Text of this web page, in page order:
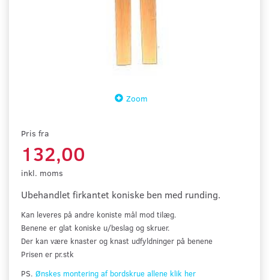
Zoom
Pris fra
132,00
inkl. moms
Ubehandlet firkantet koniske ben med runding.
Kan leveres på andre koniste mål mod tilæg.
Benene er glat koniske u/beslag og skruer.
Der kan være knaster og knast udfyldninger på benene
Prisen er pr.stk
PS. Ønskes montering af bordskrue allene klik her